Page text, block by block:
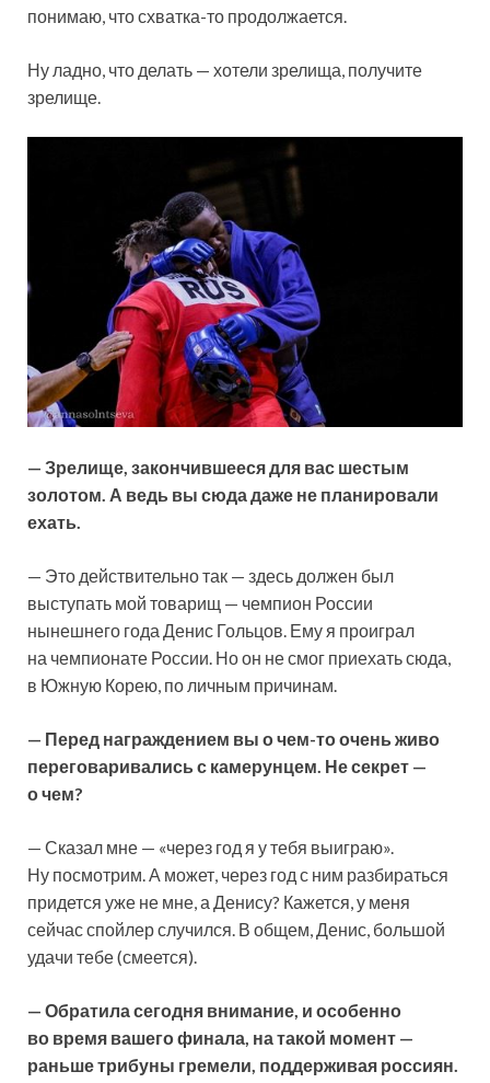
понимаю, что схватка-то продолжается.
Ну ладно, что делать — хотели зрелища, получите
зрелище.
— Зрелище, закончившееся для вас шестым
золотом. А ведь вы сюда даже не планировали
ехать.
— Это действительно так — здесь должен был
выступать мой товарищ — чемпион России
нынешнего года Денис Гольцов. Ему я проиграл
на чемпионате России. Но он не смог приехать сюда,
в Южную Корею, по личным причинам.
— Перед награждением вы о чем-то очень живо
переговаривались с камерунцем. Не секрет —
о чем?
— Сказал мне — «через год я у тебя выиграю».
Ну посмотрим. А может, через год с ним разбираться
придется уже не мне, а Денису? Кажется, у меня
сейчас спойлер случился. В общем, Денис, большой
удачи тебе (смеется).
— Обратила сегодня внимание, и особенно
во время вашего финала, на такой момент —
раньше трибуны гремели, поддерживая россиян.